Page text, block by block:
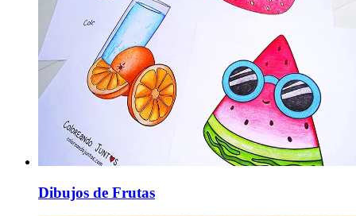
Dibujos de Frutas